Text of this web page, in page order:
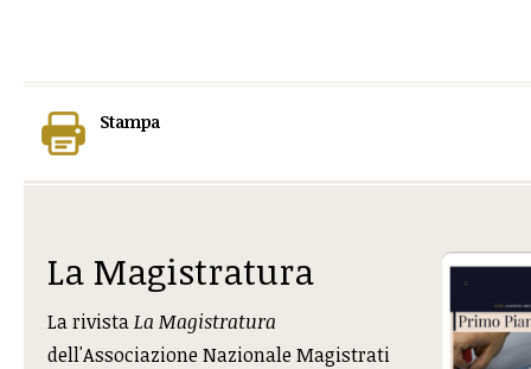
Stampa
La Magistratura
La rivistaLa Magistratura
dell'Associazione Nazionale Magistrati